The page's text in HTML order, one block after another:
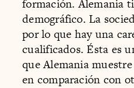
formación. Alemania
demográfico. La
por lo que hay una
cualificados. Ésta es
que Alemania
en comparación con